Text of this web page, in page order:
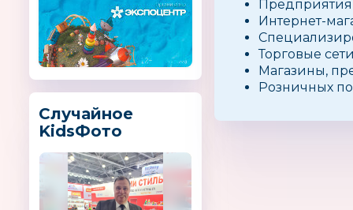
Случайное
KidsФото
Предприятия
Интернет-
Торговые
Магазины,
Розничных